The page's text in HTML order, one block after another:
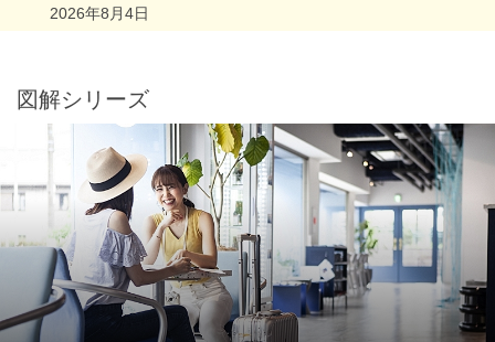
2026年8月4日
図解シリーズ